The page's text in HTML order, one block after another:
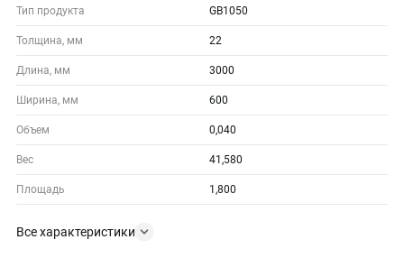
Тип продукта GB1050
Толщина, мм 22
Длина, мм 3000
Ширина, мм 600
Объем 0,040
Вес 41,580
Площадь 1,800
Все характеристики